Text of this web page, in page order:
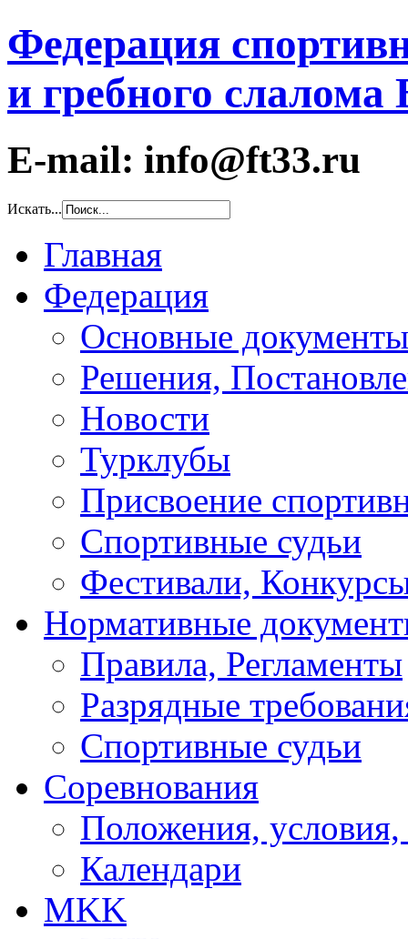
Федерация
и гребного
E-mail: info@ft33.ru
Искать...
Главная
Федерация
Основные документы
Решения,
Новости
Турклубы
Присвоение
Спортивные судьи
Фестивали,
Нормативные
Правила, Регламенты
Разрядные
Спортивные судьи
Соревнования
Положения, условия,
Календари
MKK